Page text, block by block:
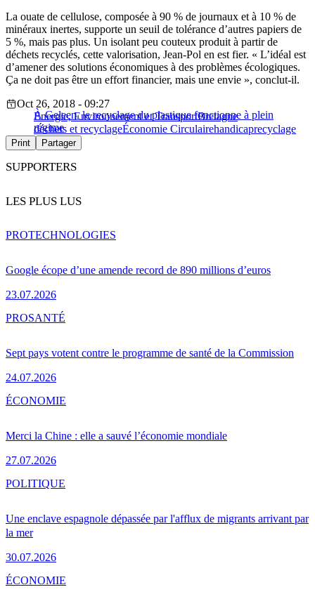
La ouate de cellulose, composée à 90 % de journaux et à 10 % de
minéraux inertes, supporte un seuil de tolérance d’autres papiers de
5 %, mais pas plus. Un isolant peu couteux produit à partir de
déchets recyclés, cette valorisation, Jean-Pol en est fier. « L’idéal est
d’amener des solutions économiques à des problèmes écologiques.
Ça ne doit pas être un effort financier, mais une envie », conclut-il.
À Geleen, le recyclage du plastique fonctionne à plein
régime
Oct 26, 2018 - 09:27
Energie, Environnement et TransportBretagne
déchets et recyclageÉconomie Circulairehandicaprecyclage
Print Partager
SUPPORTERS
LES PLUS LUS
Google écope d’une amende record de 890 millions d’euros
23.07.2026
PROTECHNOLOGIES
Sept pays votent contre le programme de santé de la Commission
24.07.2026
PROSANTÉ
Merci la Chine : elle a sauvé l’économie mondiale
27.07.2026
ÉCONOMIE
Une enclave espagnole dépassée par l'afflux de migrants arrivant par
la mer
30.07.2026
POLITIQUE
ÉCONOMIE